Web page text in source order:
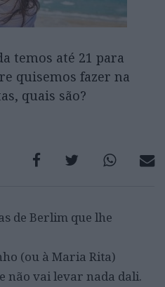
temos até 21 para
quisemos fazer na
quais são?
de Berlim que lhe
(ou à Maria Rita)
não vai levar nada dali.